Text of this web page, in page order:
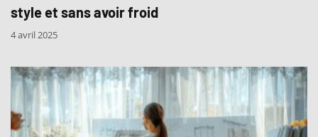
style et sans avoir froid
4 avril 2025